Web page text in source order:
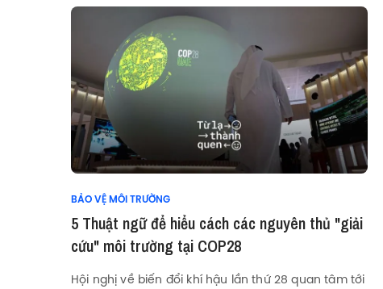
BẢO VỆ MÔI TRƯỜNG
5 Thuật ngữ để hiểu cách các nguyên thủ "giải
cứu" môi trường tại COP28
Hội nghị về biến đổi khí hậu lần thứ 28 quan tâm tới